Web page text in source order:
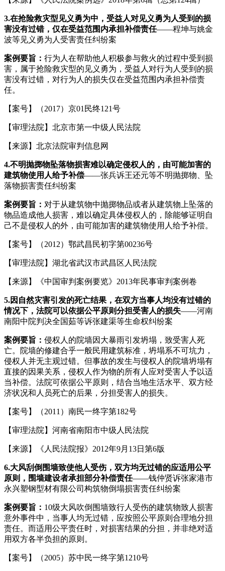
3.在抢险救灾型见义勇为中，受益人对见义勇为人受到的损
害没有过错，仅在受益范围内承担补偿责任——程坤与姚金
波等见义勇为人受害责任纠纷案
案例要旨： 行为人在帮助他人积极参与救火的过程中受到损
害，属于抢险救灾型的见义勇为，受益人对行为人受到的损
害没有过错，对行为人的损失仅在受益范围内承担补偿责
任。
【案号】（2017）京01民终121号
【审理法院】北京市第一中级人民法院
【来源】北京法院审判信息网
4.不明抛掷物坠落物损害难以确定侵权人的，由可能加害的
建筑物使用人给予补偿——张兵诉王还元等不明抛掷物、坠
落物损害责任纠纷案
案例要旨： 对于从建筑物中抛掷物品或者从建筑物上坠落的
物品造成他人损害，难以确定具体侵权人的，除能够证明自
己不是侵权人的外，由可能加害的建筑物使用人给予补偿。
【案号】（2012）鄂武昌民初字第00236号
【审理法院】湖北省武汉市武昌区人民法院
【来源】《中国审判案例要览》2013年民事审判案例卷
5.因自然灾害引发的死亡结果，在双方当事人均没有过错的
情况下，法院可以依据公平原则分担受害人的损失——河南
南阳中院判决全国茹等诉张建渠等生命权纠纷案
案例要旨： 侵权人的院墙因大暴雨引发坍塌，致受害人死
亡。院墙的修建合乎一般民用建筑标准，坍塌系不可坑力，
侵权人并无主观过错。但事故的发生与侵权人的院墙坍塌有
直接的因果关系，侵权人作为物的所有人应对受害人予以适
当补偿。法院可依据公平原则，结合当地生活水平、双方经
济状况和人员死亡的后果，分担受害人的损失。
【案号】（2011）南民一终字第182号
【审理法院】河南省南阳市中级人民法院
【来源】《人民法院报》2012年9月13日第6版
6.大风刮倒围墙致使他人受伤，双方均无过错的应适用公平
原则，围墙建设者承担部分补偿责任——钱仲贤诉张家港市
永兴塑钢型材有限公司构筑物倒塌损害责任纠纷案
案例要旨： 10级大风吹倒围墙致行人受伤的建筑物致人损害
意外事件中，当事人均无过错，应按照公平原则合理地分担
责任。而适用公平责任时，对损害结果的分担，并非绝对适
用双方各半负担的原则。
【案号】（2005）苏中民一终字第1210号